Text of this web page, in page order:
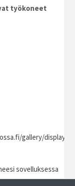
työkoneet
gallery/
sovelluksessa